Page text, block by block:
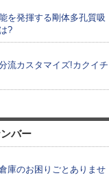
を発揮する剛体多孔質吸
?
流カスタマイズ!カクイチ
バー
庫のお困りごとありませ